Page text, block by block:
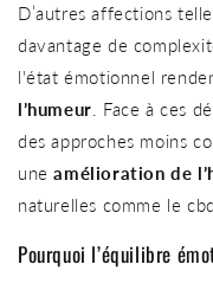
D’autres affections
davantage de
l'état émotionnel
l’humeur . Face à ces
des approches moins
uneamélioration de
naturelles comme le cbd.
Pourquoi l’équilibre